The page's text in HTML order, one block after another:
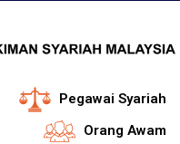
Pegawai Syariah
Orang Awam